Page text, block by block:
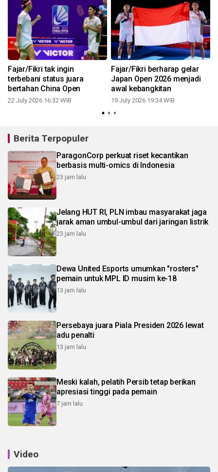
Fajar/Fikri tak ingin
terbebani status juara
bertahan China Open
22 July 2026 16:32 WIB
Fajar/Fikri berharap gelar
Japan Open 2026 menjadi
awal kebangkitan
19 July 2026 19:34 WIB
Berita Terpopuler
ParagonCorp perkuat riset kecantikan
berbasis multi-omics di Indonesia
23 jam lalu
Jelang HUT RI, PLN imbau masyarakat jaga
jarak aman umbul-umbul dari jaringan listrik
23 jam lalu
Dewa United Esports umumkan "rosters"
pemain untuk MPL ID musim ke-18
13 jam lalu
Persebaya juara Piala Presiden 2026 lewat
adu penalti
13 jam lalu
Meski kalah, pelatih Persib tetap berikan
apresiasi tinggi pada pemain
7 jam lalu
Video